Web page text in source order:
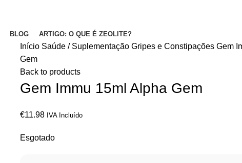
BLOG ARTIGO: O QUE É ZEOLITE?
Início Saúde / Suplementação Gripes e Constipações Gem
Gem
Back to products
Gem Immu 15ml Alpha Gem
€11.98 IVA Incluído
Esgotado